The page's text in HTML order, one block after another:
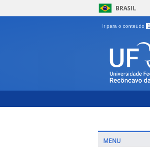
BRASIL
Ir para o conteúdo 1
MENU